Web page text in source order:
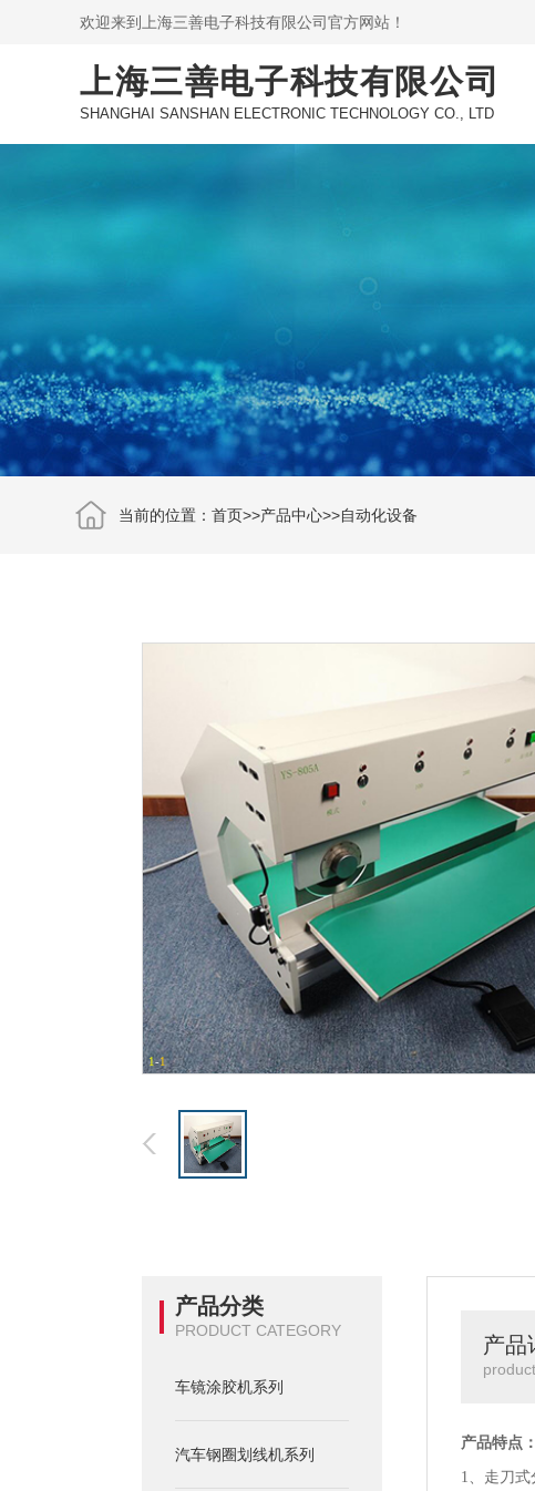
欢迎来到上海三善电子科技有限公司官方网站！
上海三善电子科技有限公司
SHANGHAI SANSHAN ELECTRONIC TECHNOLOGY CO., LTD
当前的位置：首页>>产品中心>>自动化设备
1-1
产品分类
PRODUCT CATEGORY
车镜涂胶机系列
汽车钢圈划线机系列
产品
产品特点：
1、走刀